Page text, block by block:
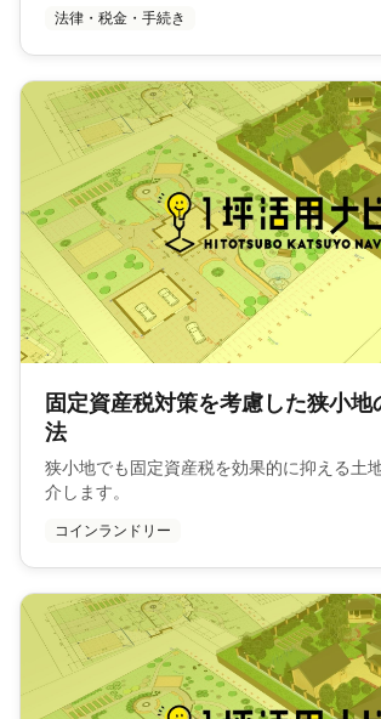
法律・税金・手続き
固定資産税対策を考慮した狭小地
法
狭小地でも固定資産税を効果的に抑える土
介します。
コインランドリー